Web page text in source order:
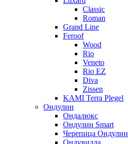
Classic
Roman
Grand Line
Feroof
Wood
Rio
Veneto
Rio EZ
Diva
Zissen
KAMI Terra Plegel
Ондулин
Ондалюкс
Ондулин Smart
Черепица Ондулин